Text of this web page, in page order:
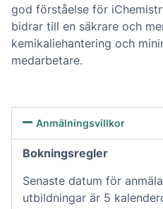
god förståelse för
bidrar till en säkrare och
kemikaliehantering och
medarbetare.
Anmälningsvillkor
Bokningsregler
Senaste datum för
utbildningar är 5